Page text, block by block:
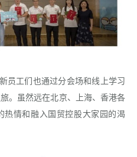
员工们也通过分会场和线上学习
。虽然远在北京、上海、香港各
情和融入国贸控股大家园的渴